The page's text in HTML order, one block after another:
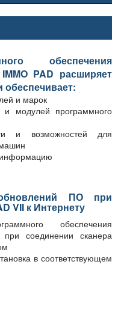
обеспечения
PAD расширяет
обеспечивает:
и марок
модулей программного
и возможностей для
ПО при
VII к Интернету
обеспечения
при соединении сканера
в соответствующем